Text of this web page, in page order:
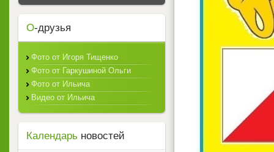
О-друзья
Фото от Игоря Тищенко
Фото от Гаркушиной Ольги
Фото от Ильича
Видео от Ильича
Календарь новостей